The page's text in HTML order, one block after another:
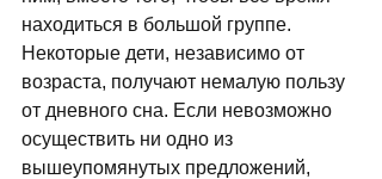
находиться в большой группе.
Некоторые дети, независимо от
возраста, получают немалую пользу
от дневного сна. Если невозможно
осуществить ни одно из
вышеупомянутых предложений,